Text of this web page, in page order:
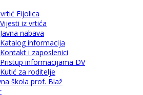
Fijolica
Vijesti iz vrtića
Javna nabava
Katalog informacija
Kontakt i zaposlenici
Pristup informacijama DV
Kutić za roditelje
škola prof. Blaž